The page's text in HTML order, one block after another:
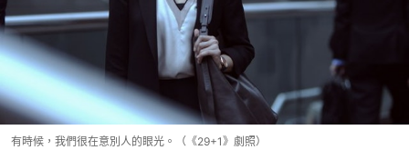
有時候，我們很在意別人的眼光。（《29+1》劇照）